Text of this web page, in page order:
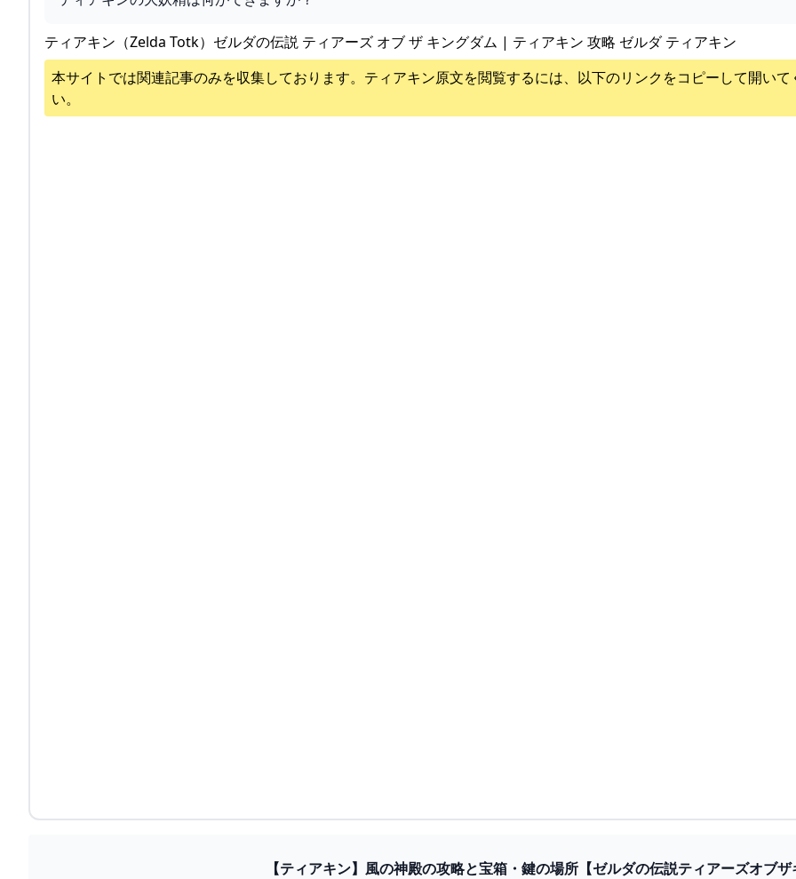
ティアキン（Zelda Totk）ゼルダの伝説 ティアーズ オブ ザ キングダム | ティアキン 攻略 ゼルダ ティアキン
本サイトでは関連記事のみを収集しております。 ティアキン原文を閲覧するには、以下のリンクをコピーして開いて
い。
【ティアキン】風の神殿の攻略と宝箱・鍵の場所【ゼルダの伝説ティアーズオブ